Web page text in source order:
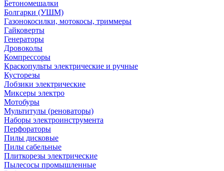
Бетономешалки
Болгарки (УШМ)
Газонокосилки, мотокосы, триммеры
Гайковерты
Генераторы
Дровоколы
Компрессоры
Краскопульты электрические и ручные
Кусторезы
Лобзики электрические
Миксеры электро
Мотобуры
Мультитулы (реноваторы)
Наборы электроинструмента
Перфораторы
Пилы дисковые
Пилы сабельные
Плиткорезы электрические
Пылесосы промышленные